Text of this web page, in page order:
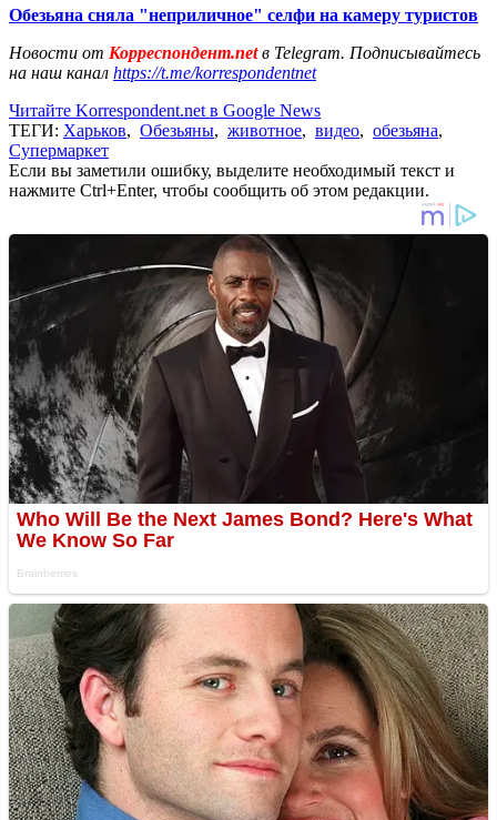
Обезьяна сняла "неприличное" селфи на камеру туристов
Новости от Корреспондент.netв Telegram. Подписывайтесь
на наш канал https://t.me/korrespondentnet
Читайте Korrespondent.net в Google News
ТЕГИ: Харьков, Обезьяны, животное, видео, обезьяна,
Супермаркет
Если вы заметили ошибку, выделите необходимый текст и
нажмите Ctrl+Enter, чтобы сообщить об этом редакции.